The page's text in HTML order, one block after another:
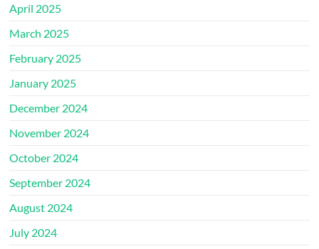
April 2025
March 2025
February 2025
January 2025
December 2024
November 2024
October 2024
September 2024
August 2024
July 2024